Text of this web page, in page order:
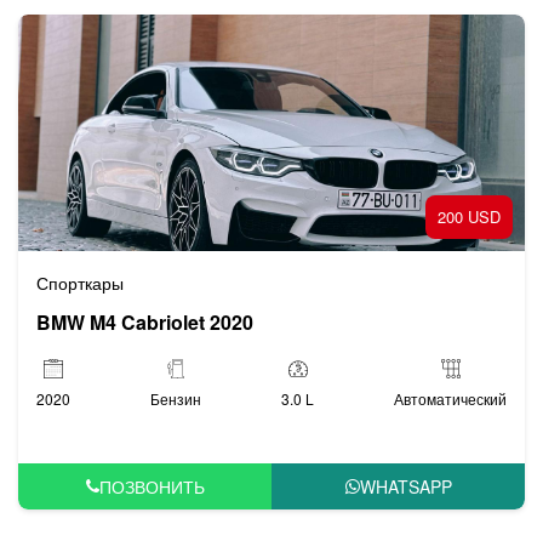
200 USD
Спорткары
BMW M4 Cabriolet 2020
2020 Бензин 3.0 L Автоматический
ПОЗВОНИТЬ WHATSAPP